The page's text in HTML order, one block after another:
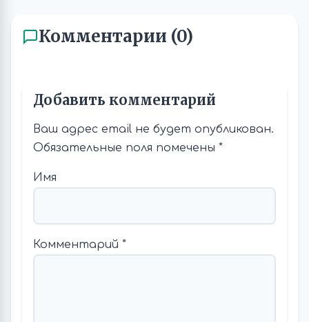
Комментарии (0)
Добавить комментарий
Ваш адрес email не будет опубликован.
Обязательные поля помечены *
Имя
Комментарий *